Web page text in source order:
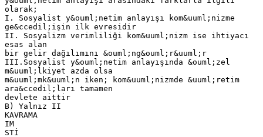
olarak;
I. Sosyalist y&ouml;netim anlayışı kom&uuml;nizme
ge&ccedil;işin ilk evresidir
II. Sosyalizm verimliliği kom&uuml;nizm ise ihtiyacı
esas alan
bir gelir dağılımını &ouml;ng&ouml;r&uuml;r
III.Sosyalist y&ouml;netim anlayışında &ouml;zel
m&uuml;lkiyet azda olsa
m&uuml;mk&uuml;n iken; kom&uuml;nizmde &uuml;retim
ara&ccedil;ları tamamen
devlete aittir
B) Yalnız II
KAVRAMA
IM
STİ